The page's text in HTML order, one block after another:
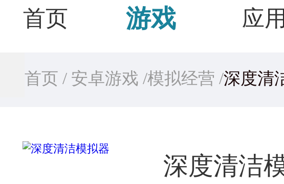
首页 游戏 应用
首页 /安卓游戏 /模拟经营 /深度清
深度清洁